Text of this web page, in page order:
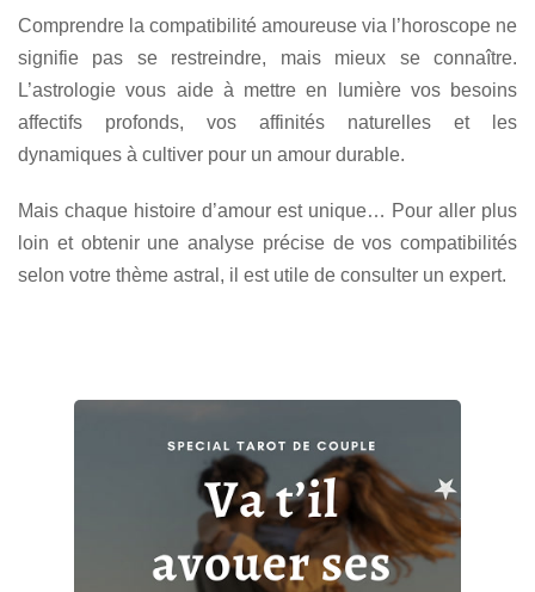
Comprendre la compatibilité amoureuse via l’horoscope ne
signifie pas se restreindre, mais mieux se connaître.
L’astrologie vous aide à mettre en lumière vos besoins
affectifs profonds, vos affinités naturelles et les
dynamiques à cultiver pour un amour durable.
Mais chaque histoire d’amour est unique… Pour aller plus
loin et obtenir une analyse précise de vos compatibilités
selon votre thème astral, il est utile de consulter un expert.